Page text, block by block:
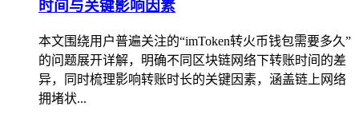
时间与关键影响因素
本文围绕用户普遍关注的“imToken转火币钱包需要多久”
的问题展开详解，明确不同区块链网络下转账时间的差
异，同时梳理影响转账时长的关键因素，涵盖链上网络
拥堵状...